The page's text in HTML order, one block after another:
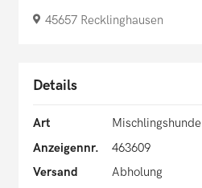
45657 Recklinghausen
Details
Art
Mischlingshunde
Anzeigennr.
463609
Versand
Abholung